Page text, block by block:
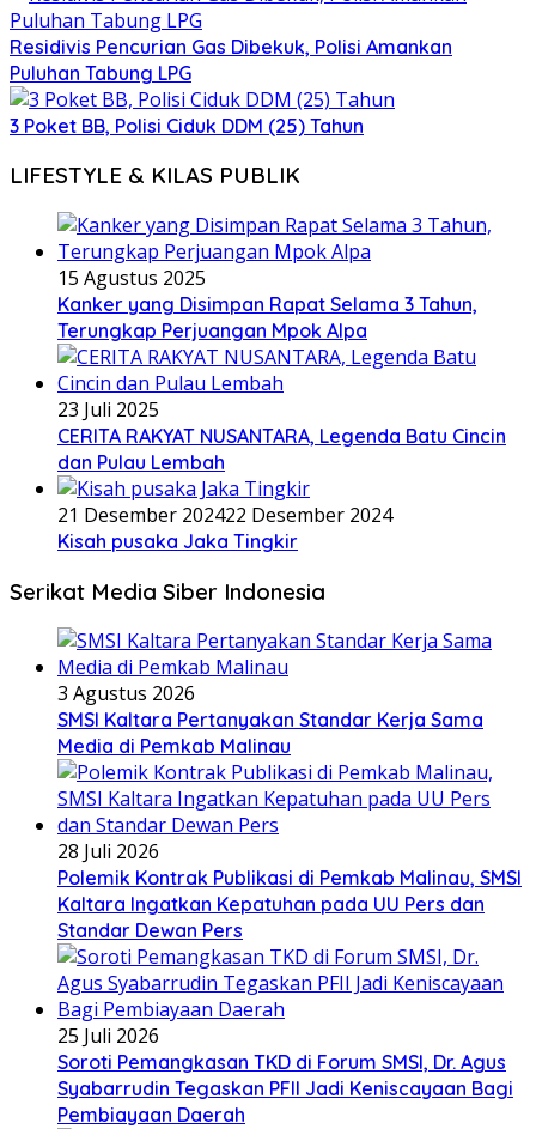
Residivis Pencurian Gas Dibekuk, Polisi Amankan
Puluhan Tabung LPG
3 Poket BB, Polisi Ciduk DDM (25) Tahun
LIFESTYLE & KILAS PUBLIK
15 Agustus 2025
Kanker yang Disimpan Rapat Selama 3 Tahun,
Terungkap Perjuangan Mpok Alpa
23 Juli 2025
CERITA RAKYAT NUSANTARA, Legenda Batu Cincin
dan Pulau Lembah
21 Desember 202422 Desember 2024
Kisah pusaka Jaka Tingkir
Serikat Media Siber Indonesia
3 Agustus 2026
SMSI Kaltara Pertanyakan Standar Kerja Sama
Media di Pemkab Malinau
28 Juli 2026
Polemik Kontrak Publikasi di Pemkab Malinau, SMSI
Kaltara Ingatkan Kepatuhan pada UU Pers dan
Standar Dewan Pers
25 Juli 2026
Soroti Pemangkasan TKD di Forum SMSI, Dr. Agus
Syabarrudin Tegaskan PFII Jadi Keniscayaan Bagi
Pembiayaan Daerah